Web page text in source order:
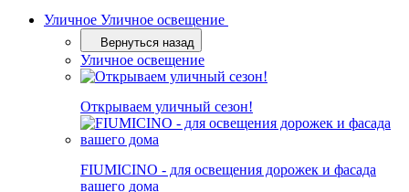
Уличное Уличное освещение
Вернуться назад
Уличное освещение
Открываем уличный сезон!
FIUMICINO - для освещения дорожек и фасада
вашего дома